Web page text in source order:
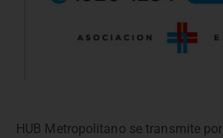
HUB Metropolitano se transmite